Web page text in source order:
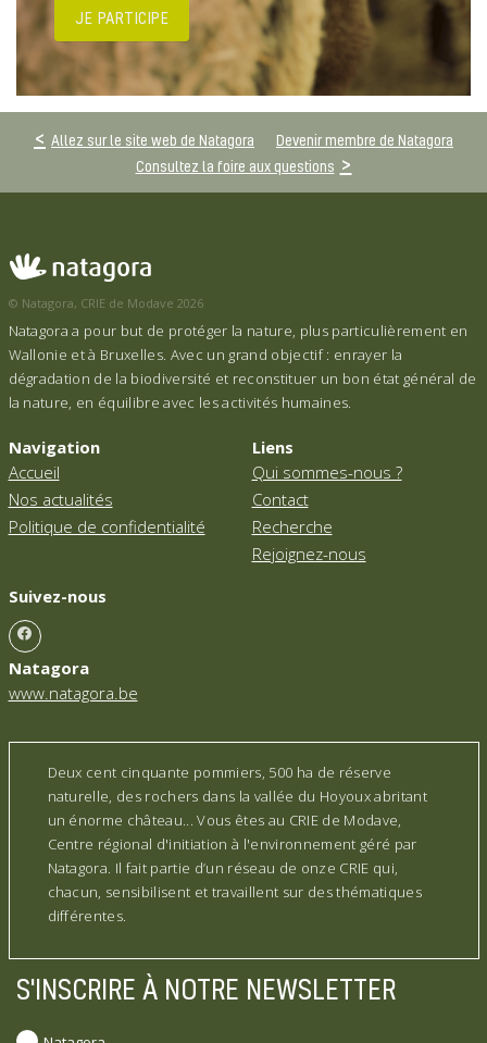
JE PARTICIPE
Allez sur le site web de Natagora
Devenir membre de Natagora
Consultez la foire aux questions
© Natagora, CRIE de Modave 2026
Natagora a pour but de protéger la nature, plus particulièrement en
Wallonie et à Bruxelles. Avec un grand objectif : enrayer la
dégradation de la biodiversité et reconstituer un bon état général de
la nature, en équilibre avec les activités humaines.
Navigation
Accueil
Nos actualités
Politique de confidentialité
Liens
Qui sommes-nous ?
Contact
Recherche
Rejoignez-nous
Suivez-nous
Natagora
www.natagora.be
Deux cent cinquante pommiers, 500 ha de réserve
naturelle, des rochers dans la vallée du Hoyoux abritant
un énorme château... Vous êtes au CRIE de Modave,
Centre régional d'initiation à l'environnement géré par
Natagora. Il fait partie d’un réseau de onze CRIE qui,
chacun, sensibilisent et travaillent sur des thématiques
différentes.
S'INSCRIRE À NOTRE NEWSLETTER